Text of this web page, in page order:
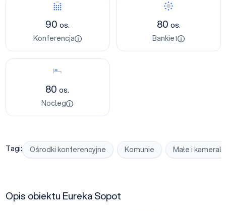
Konferencja
90 os.
Konferencja
Bankiet
80 os.
Bankiet
Nocleg
80os.
Nocleg
Tagi: Ośrodki konferencyjne Komunie Małe i
Opis obiektu Eureka Sopot